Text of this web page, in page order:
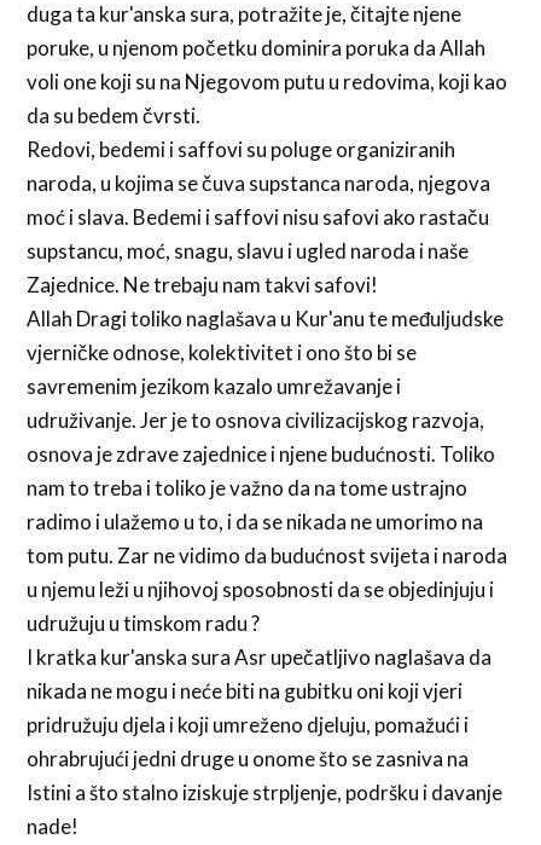
duga ta kur'anska sura, potražite je, čitajte njene
poruke, u njenom početku dominira poruka da Allah
voli one koji su na Njegovom putu u redovima, koji kao
da su bedem čvrsti.
Redovi, bedemi i saffovi su poluge organiziranih
naroda, u kojima se čuva supstanca naroda, njegova
moć i slava. Bedemi i saffovi nisu safovi ako rastaču
supstancu, moć, snagu, slavu i ugled naroda i naše
Zajednice. Ne trebaju nam takvi safovi!
Allah Dragi toliko naglašava u Kur'anu te međuljudske
vjerničke odnose, kolektivitet i ono što bi se
savremenim jezikom kazalo umrežavanje i
udruživanje. Jer je to osnova civilizacijskog razvoja,
osnova je zdrave zajednice i njene budućnosti. Toliko
nam to treba i toliko je važno da na tome ustrajno
radimo i ulažemo u to, i da se nikada ne umorimo na
tom putu. Zar ne vidimo da budućnost svijeta i naroda
u njemu leži u njihovoj sposobnosti da se objedinjuju i
udružuju u timskom radu ?
I kratka kur'anska sura Asr upečatljivo naglašava da
nikada ne mogu i neće biti na gubitku oni koji vjeri
pridružuju djela i koji umreženo djeluju, pomažući i
ohrabrujući jedni druge u onome što se zasniva na
Istini a što stalno iziskuje strpljenje, podršku i davanje
nade!